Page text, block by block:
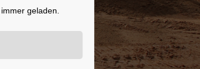
geladen.